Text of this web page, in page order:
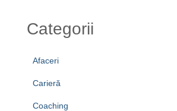
Categorii
Afaceri
Carieră
Coaching